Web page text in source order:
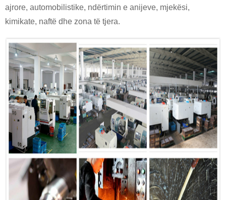
ajrore, automobilistike, ndërtimin e anijeve, mjekësi,
kimikate, naftë dhe zona të tjera.